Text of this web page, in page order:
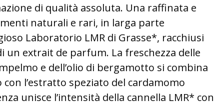
di qualità assoluta. Una raffinata e
naturali e rari, in larga parte
Laboratorio LMR di Grasse*, racchiusi
un extrait de parfum. La freschezza delle
e dell’olio di bergamotto si combina
l’estratto speziato del cardamomo
unisce l’intensità della cannella LMR* con